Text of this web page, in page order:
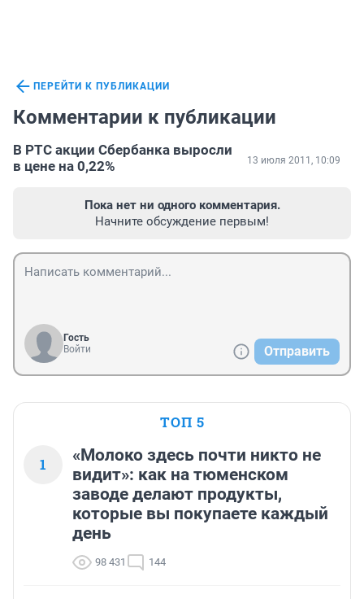
ПЕРЕЙТИ К ПУБЛИКАЦИИ
Комментарии к публикации
В РТС акции Сбербанка выросли
в цене на 0,22%
13 июля 2011, 10:09
Пока нет ни одного комментария.
Начните обсуждение первым!
Гость
Войти
Отправить
ТОП 5
1
«Молоко здесь почти никто не
видит»: как на тюменском
заводе делают продукты,
которые вы покупаете каждый
день
98 431 144